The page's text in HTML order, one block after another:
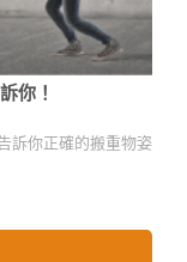
你！
訴你正確的搬重物姿